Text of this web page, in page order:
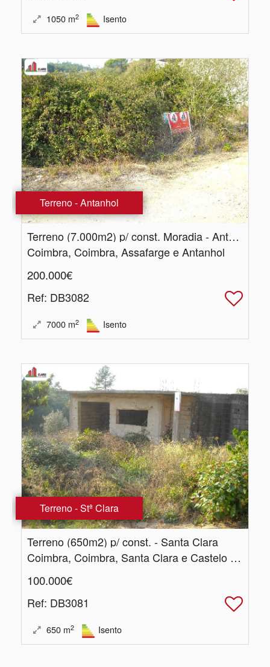
1050 m2 Isento
Terreno - Antanhol
Terreno (7.​000m2) p/ const. Moradia - Antanhol
Coimbra, Coimbra, Assafarge e Antanhol
200.000€
Ref: DB3082
7000 m2 Isento
Terreno - Stª Clara
Terreno (650m2) p/ const.​ - Santa Clara
Coimbra, Coimbra, Santa Clara e Castelo Viegas
100.000€
Ref: DB3081
650 m2 Isento